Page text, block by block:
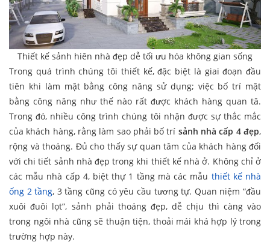
Thiết kế sảnh hiên nhà đẹp dễ tối ưu hóa không gian sống
Trong quá trình chúng tôi thiết kế, đặc biệt là giai đoạn đầu
tiên khi làm mặt bằng công năng sử dụng; việc bố trí mặt
bằng công năng như thế nào rất được khách hàng quan tâ.
Trong đó, nhiều công trình chúng tôi nhận được sự thắc mắc
của khách hàng, rằng làm sao phải bố trí sảnh nhà cấp 4 đẹp,
rộng và thoáng. Đủ cho thấy sự quan tâm của khách hàng đối
với chi tiết sảnh nhà đẹp trong khi thiết kế nhà ở. Không chỉ ở
các mẫu nhà cấp 4, biệt thự 1 tầng mà các mẫu thiết kế nhà
ống 2 tầng, 3 tầng cũng có yêu cầu tương tự. Quan niệm “đầu
xuôi đuôi lọt”, sảnh phải thoáng đẹp, dễ chịu thì càng vào
trong ngôi nhà cũng sẽ thuận tiện, thoải mái khá hợp lý trong
trường hợp này.